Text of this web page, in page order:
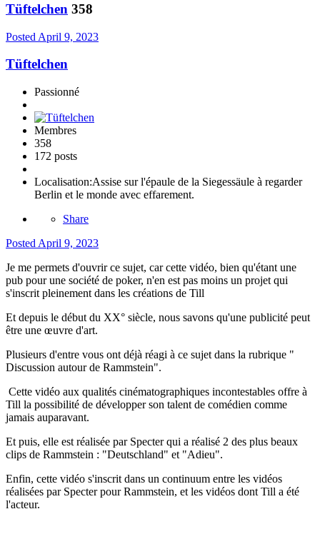
Tüftelchen 358
Posted April 9, 2023
Tüftelchen
Passionné
Membres
358
172 posts
Localisation:Assise sur l'épaule de la Siegessäule à regarder
Berlin et le monde avec effarement.
Share
Posted April 9, 2023
Je me permets d'ouvrir ce sujet, car cette vidéo, bien qu'étant une
pub pour une société de poker, n'en est pas moins un projet qui
s'inscrit pleinement dans les créations de Till
Et depuis le début du XX° siècle, nous savons qu'une publicité peut
être une œuvre d'art.
Plusieurs d'entre vous ont déjà réagi à ce sujet dans la rubrique "
Discussion autour de Rammstein".
Cette vidéo aux qualités cinématographiques incontestables offre à
Till la possibilité de développer son talent de comédien comme
jamais auparavant.
Et puis, elle est réalisée par Specter qui a réalisé 2 des plus beaux
clips de Rammstein : "Deutschland" et "Adieu".
Enfin, cette vidéo s'inscrit dans un continuum entre les vidéos
réalisées par Specter pour Rammstein, et les vidéos dont Till a été
l'acteur.